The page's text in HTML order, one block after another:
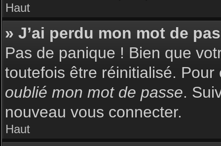
Haut
» J’ai perdu mon mot de
Pas de panique ! Bien que
toutefois être réinitialisé.
oublié mon mot de passe.
nouveau vous connecter.
Haut